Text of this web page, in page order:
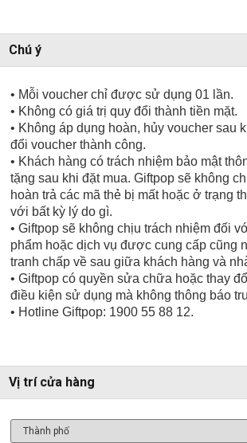
Chú ý
• Mỗi voucher chỉ được sử dụng 01 lần.
• Không có giá trị quy đổi thành tiền mặt.
• Không áp dụng hoàn, hủy voucher sau
đổi voucher thành công.
• Khách hàng có trách nhiệm bảo mật
tặng sau khi đặt mua. Giftpop sẽ không
hoàn trả các mã thẻ bị mất hoặc ở trạng
với bất kỳ lý do gì.
• Giftpop sẽ không chịu trách nhiệm đối
phẩm hoặc dịch vụ được cung cấp cũng
tranh chấp về sau giữa khách hàng và
• Giftpop có quyền sửa chữa hoặc thay
điều kiện sử dụng mà không thông báo
• Hotline Giftpop: 1900 55 88 12.
Vị trí cửa hàng